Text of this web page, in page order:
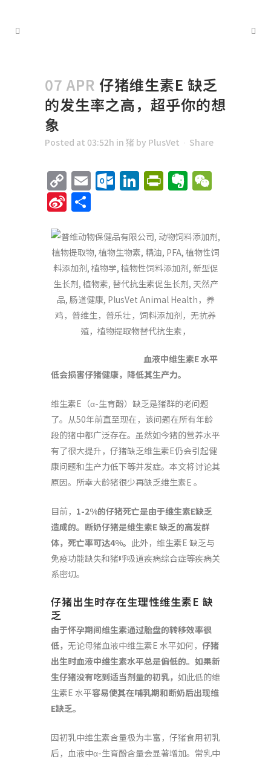
07 APR 仔猪维生素E 缺乏
的发生率之高，超乎你的想
象
Posted at 03:52h in 猪 by PlusVet Share
Copy
Link
EmailOutlook.com
LinkedInEvernote
Sina
血液中维生素E 水平
低会损害仔猪健康，降低其生产力。
维生素E（α-生育酚）缺乏是猪群的老问题
了。从50年前直至现在，该问题在所有年龄
段的猪中都广泛存在。虽然如今猪的营养水平
有了很大提升，仔猪缺乏维生素E仍会引起健
康问题和生产力低下等并发症。本文将讨论其
原因。所幸大龄猪很少再缺乏维生素E 。
目前， 1-2%的仔猪死亡是由于维生素E缺乏
造成的。断奶仔猪是维生素E缺乏的高发群
体，死亡率可达4%。 此外，维生素E 缺乏与
免疫功能缺失和猪呼吸道疾病综合症等疾病关
系密切。
仔猪出生时存在生理性维生素E 缺
乏
由于怀孕期间维生素通过胎盘的转移效率很
低， 无论母猪血液中维生素E 水平如何， 仔猪
出生时血液中维生素水平总是偏低的。如果新
生仔猪没有吃到适当剂量的初乳， 如此低的维
生素E 水平容易使其在哺乳期和断奶后出现维
E缺乏。
因初乳中维生素含量极为丰富，仔猪食用初乳
后，血液中α-生育酚含量会显著增加。常乳中